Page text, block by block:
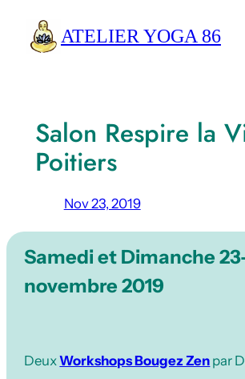
ATELIER YOGA 86
Salon Respire la
Poitiers
Nov 23, 2019
Samedi et Dimanche
novembre 2019
DeuxWorkshops Bougez Zen par